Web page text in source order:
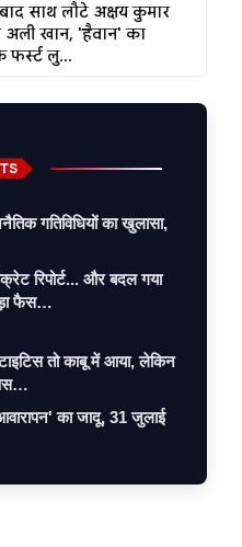
साथ लौटे अक्षय कुमार
खान, 'हैवान' का
फर्स्ट लु...
गतिविधियों का खुलासा,
रिपोर्ट... और बदल गया
फैस…
तो काबू में आया, लेकिन
का जादू, 31 जुलाई